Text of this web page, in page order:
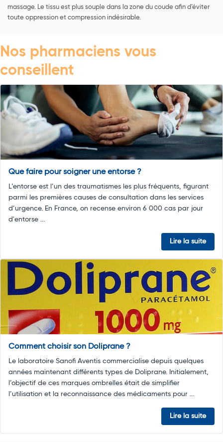
massage. Le tissu est plus souple dans la zone du coude afin d’éviter
toute oppression et compression indésirable.
Nos pharmaciens vous
conseillent
Que faire pour soigner une entorse ?
L’entorse est l’un des traumatismes les plus fréquents, figurant
parmi les premières causes de consultation dans les services
d’urgence. En France, on recense environ 6 000 cas par jour
d'entorse ...
Lire la suite
Comment choisir son Doliprane ?
Le laboratoire Sanofi Aventis commercialise depuis quelques
années maintenant différents types de Doliprane. Initialement,
l’objectif de ces marques ombrelles était de simplifier
l’utilisation et la reconnaissance des médicaments pour ...
Lire la suite